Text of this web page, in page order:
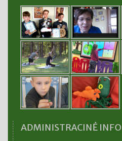
ADMINISTRACINĖ